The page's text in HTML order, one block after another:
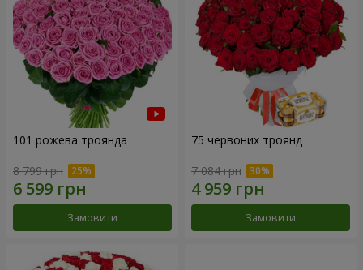
101 рожева троянда
8 799 грн
Замовити
75 червоних троянд
7 084 грн
Замовити